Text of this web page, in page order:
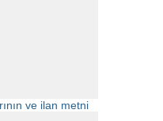
ve ilan metni